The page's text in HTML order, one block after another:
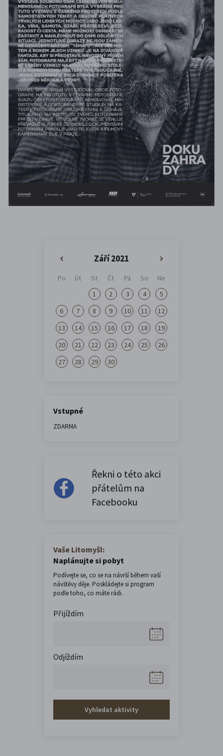
Září 2021
Po Út St Čt Pá So
Ne
1
2 3 4
5
6
7 8 9 10 11
12
13
14 15 16 17 18
19
20
21 22 23 24 25
26
27
28 29 30
Vstupné
ZDARMA
Řekni o této akci
přátelům na
Facebooku
Vaše Litomyšl:
Naplánujte si pobyt
Podívejte se, co se na návrší během vaší
návštěvy děje. Poskládejte si program
podle toho, co máte rádi.
Přijíždím
Odjíždím
Vyhledat aktivity